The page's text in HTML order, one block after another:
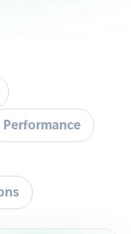
Performance